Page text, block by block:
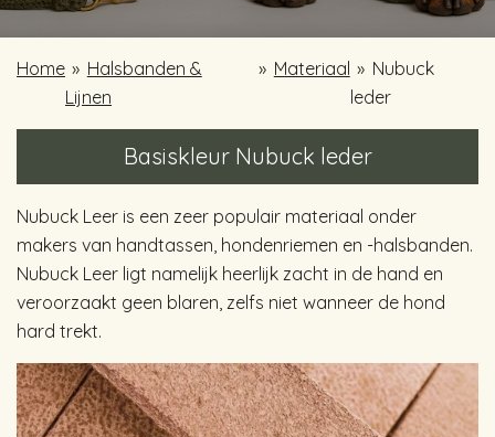
Home » Halsbanden &
Lijnen
» Materiaal » Nubuck
leder
Basiskleur Nubuck leder
Nubuck Leer is een zeer populair materiaal onder
makers van handtassen, hondenriemen en -halsbanden.
Nubuck Leer ligt namelijk heerlijk zacht in de hand en
veroorzaakt geen blaren, zelfs niet wanneer de hond
hard trekt.